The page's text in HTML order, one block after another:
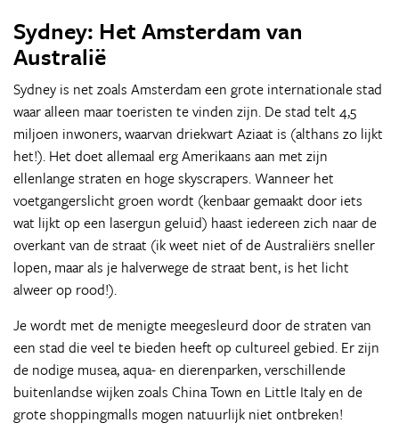
Sydney: Het Amsterdam van
Australië
Sydney is net zoals Amsterdam een grote internationale stad
waar alleen maar toeristen te vinden zijn. De stad telt 4,5
miljoen inwoners, waarvan driekwart Aziaat is (althans zo lijkt
het!). Het doet allemaal erg Amerikaans aan met zijn
ellenlange straten en hoge skyscrapers. Wanneer het
voetgangerslicht groen wordt (kenbaar gemaakt door iets
wat lijkt op een lasergun geluid) haast iedereen zich naar de
overkant van de straat (ik weet niet of de Australiërs sneller
lopen, maar als je halverwege de straat bent, is het licht
alweer op rood!).
Je wordt met de menigte meegesleurd door de straten van
een stad die veel te bieden heeft op cultureel gebied. Er zijn
de nodige musea, aqua- en dierenparken, verschillende
buitenlandse wijken zoals China Town en Little Italy en de
grote shoppingmalls mogen natuurlijk niet ontbreken!